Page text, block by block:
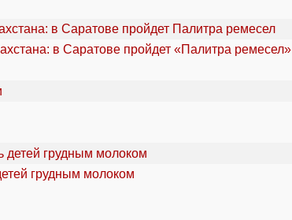
в Саратове пройдет «Палитра ремесел»
грудным молоком